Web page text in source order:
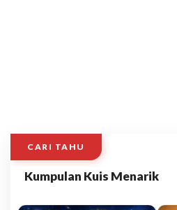
CARI TAHU
Kumpulan Kuis Menarik